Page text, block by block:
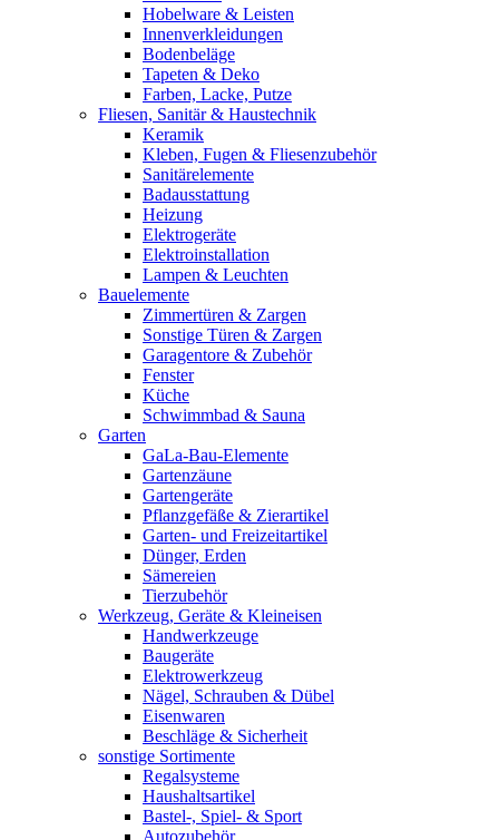
Hobelware & Leisten
Innenverkleidungen
Bodenbeläge
Tapeten & Deko
Farben, Lacke, Putze
Fliesen, Sanitär & Haustechnik
Keramik
Kleben, Fugen & Fliesenzubehör
Sanitärelemente
Badausstattung
Heizung
Elektrogeräte
Elektroinstallation
Lampen & Leuchten
Bauelemente
Zimmertüren & Zargen
Sonstige Türen & Zargen
Garagentore & Zubehör
Fenster
Küche
Schwimmbad & Sauna
Garten
GaLa-Bau-Elemente
Gartenzäune
Gartengeräte
Pflanzgefäße & Zierartikel
Garten- und Freizeitartikel
Dünger, Erden
Sämereien
Tierzubehör
Werkzeug, Geräte & Kleineisen
Handwerkzeuge
Baugeräte
Elektrowerkzeug
Nägel, Schrauben & Dübel
Eisenwaren
Beschläge & Sicherheit
sonstige Sortimente
Regalsysteme
Haushaltsartikel
Bastel-, Spiel- & Sport
Autozubehör